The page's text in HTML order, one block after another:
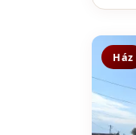
Ház